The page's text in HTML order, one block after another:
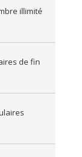
illimité
de fin